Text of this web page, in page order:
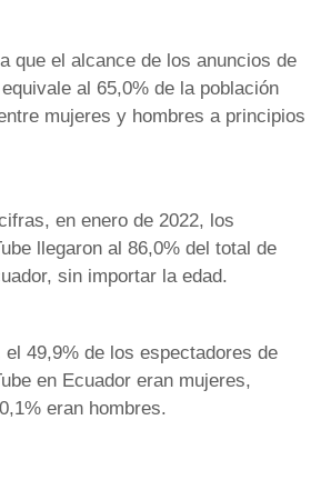
que el alcance de los anuncios de
al 65,0% de la población
mujeres y hombres a principios
en enero de 2022, los
llegaron al 86,0% del total de
sin importar la edad.
el 49,9% de los espectadores de
en Ecuador eran mujeres,
eran hombres.